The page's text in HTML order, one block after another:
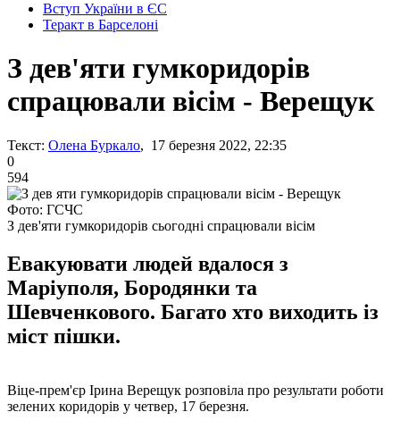
Вступ України в ЄС
Теракт в Барселоні
З дев'яти гумкоридорів
спрацювали вісім - Верещук
Текст: Олена Буркало, 17 березня 2022, 22:35
0
594
Фото: ГСЧС
З дев'яти гумкоридорів сьогодні спрацювали вісім
Евакуювати людей вдалося з
Маріуполя, Бородянки та
Шевченкового. Багато хто виходить із
міст пішки.
Віце-прем'єр Ірина Верещук розповіла про результати роботи
зелених коридорів у четвер, 17 березня.